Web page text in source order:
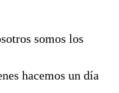
somos los
hacemos un día